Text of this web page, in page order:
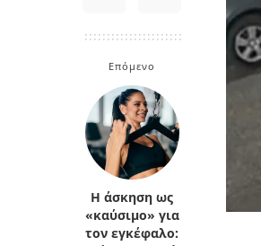
Επόμενο
Η άσκηση ως
«καύσιμο» για
τον εγκέφαλο: